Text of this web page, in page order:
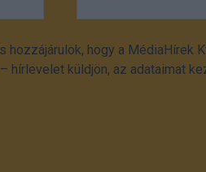
hozzájárulok, hogy a MédiaHírek
hírlevelet küldjön, az adataimat